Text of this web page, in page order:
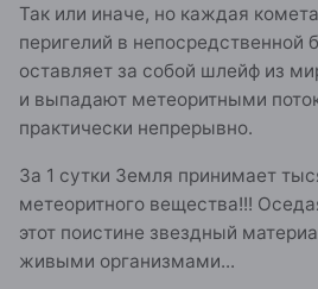
Так или иначе, но каждая
перигелий в непосредственной
оставляет за собой шлейф из
и выпадают метеоритными
практически непрерывно.
За 1 сутки Земля принимает
метеоритного вещества!!!
этот поистине звездный
живыми организмами...